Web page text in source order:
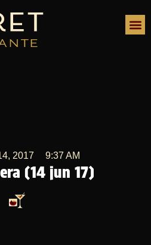
(14 jun 17)
2017 9:37 AM